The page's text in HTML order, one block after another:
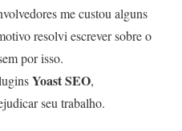
me custou alguns
resolvi escrever sobre o
por isso.
Yoast SEO,
seu trabalho.